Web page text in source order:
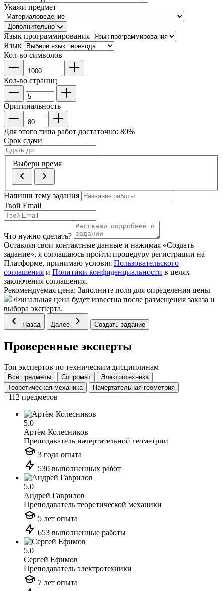
Укажи предмет
Дополнительно
Язык программирования
Язык
Кол-во символов
Кол-во страниц
Оригинальность
Для этого типа работ достаточно: 80%
Срок сдачи
Выбери время
Напиши тему задания
Твой Email
Что нужно сделать?
Оставляя свои контактные данные и нажимая «Создать
задание», я соглашаюсь пройти процедуру регистрации на
Платформе, принимаю условия Пользовательского
соглашения и Политики конфиденциальности в целях
заключения соглашения.
Рекомендуемая цена: Заполните поля для определения цены
Финальная цена будет известна после размещения заказа и
выбора эксперта.
Назад Далее Создать задание
Проверенные эксперты
Топ экспертов по техническим дисциплинам
Все предметы Сопромат
Электротехника
Теоретическая механика
Начертательная геометрия
+112 предметов
5.0
Артём Колесников
Преподаватель начертательной геометрии
3 года опыта
530 выполненных работ
5.0
Андрей Гаврилов
Преподаватель теоретической механики
5 лет опыта
653 выполненные работы
5.0
Сергей Ефимов
Преподаватель электротехники
7 лет опыта